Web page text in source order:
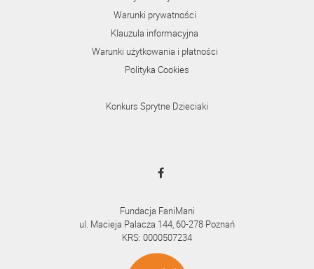
Warunki prywatności
Klauzula informacyjna
Warunki użytkowania i płatności
Polityka Cookies
Konkurs Sprytne Dzieciaki
Fundacja FaniMani
ul. Macieja Palacza 144, 60-278 Poznań
KRS: 0000507234